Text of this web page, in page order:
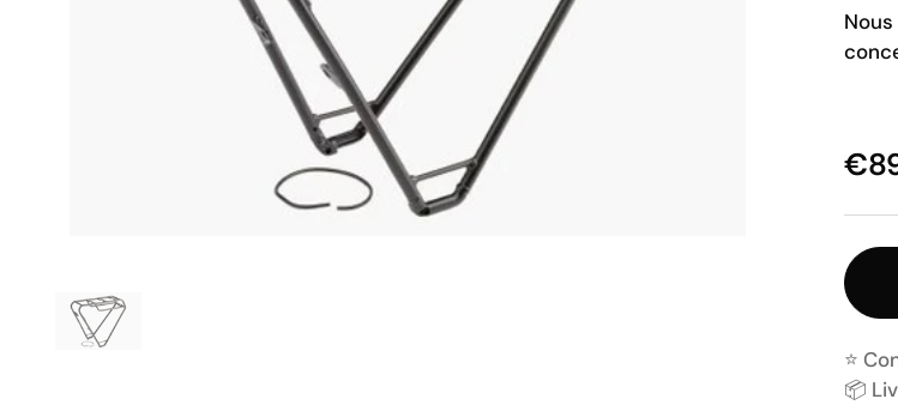
⭐️
📦